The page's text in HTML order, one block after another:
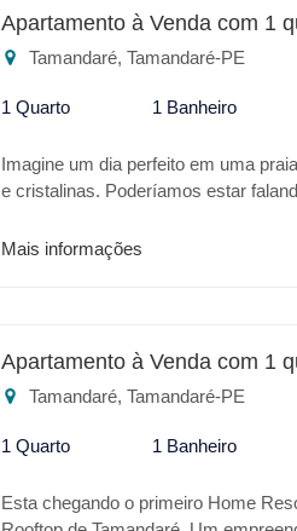
o seu lazer ou para investimento o
melhor lugar.
Apartamento à Venda com 1
Tamandaré, Tamandaré-PE
1 Quarto 1 Banheiro
Imagine um dia perfeito em uma
e cristalinas. Poderíamos estar
o que há de melhor no MILA
Churrasqueira Para o seu lazer ou
é o melhor lugar.
Mais informações
Apartamento à Venda com 1
Tamandaré, Tamandaré-PE
1 Quarto 1 Banheiro
Esta chegando o primeiro Home